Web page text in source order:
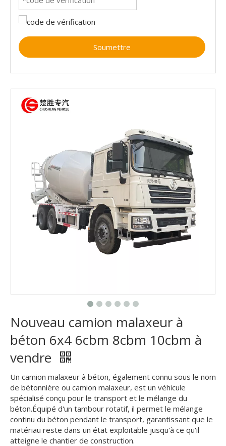
Soumettre
Nouveau camion malaxeur à
béton 6x4 6cbm 8cbm 10cbm à
vendre
Un camion malaxeur à béton, également connu sous le nom
de bétonnière ou camion malaxeur, est un véhicule
spécialisé conçu pour le transport et le mélange du
béton.Équipé d'un tambour rotatif, il permet le mélange
continu du béton pendant le transport, garantissant que le
matériau reste dans un état exploitable jusqu'à ce qu'il
atteigne le chantier de construction.